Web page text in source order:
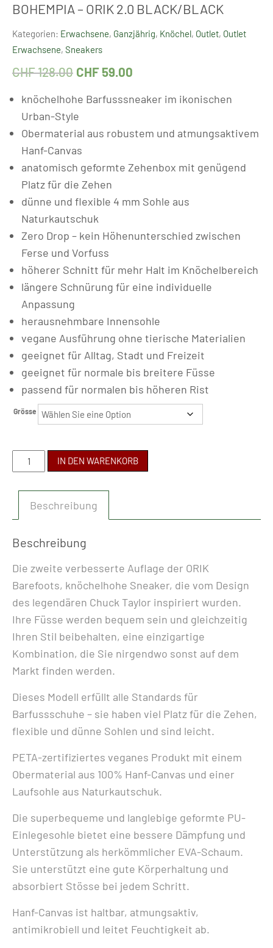
BOHEMPIA – ORIK 2.0 BLACK/BLACK
Kategorien: Erwachsene, Ganzjährig, Knöchel, Outlet, Outlet
Erwachsene, Sneakers
CHF128.00 CHF 59.00
knöchelhohe Barfusssneaker im ikonischen
Urban-Style
Obermaterial aus robustem und atmungsaktivem
Hanf-Canvas
anatomisch geformte Zehenbox mit genügend
Platz für die Zehen
dünne und flexible 4 mm Sohle aus
Naturkautschuk
Zero Drop – kein Höhenunterschied zwischen
Ferse und Vorfuss
höherer Schnitt für mehr Halt im Knöchelbereich
längere Schnürung für eine individuelle
Anpassung
herausnehmbare Innensohle
vegane Ausführung ohne tierische Materialien
geeignet für Alltag, Stadt und Freizeit
geeignet für normale bis breitere Füsse
passend für normalen bis höheren Rist
Grösse
BOHEMPIA
-
ORIK
BLACK/BLACK
Menge
IN DEN WARENKORB
Beschreibung
Beschreibung
Die zweite verbesserte Auflage der ORIK
Barefoots, knöchelhohe Sneaker, die vom Design
des legendären Chuck Taylor inspiriert wurden.
Ihre Füsse werden bequem sein und gleichzeitig
Ihren Stil beibehalten, eine einzigartige
Kombination, die Sie nirgendwo sonst auf dem
Markt finden werden.
Dieses Modell erfüllt alle Standards für
Barfussschuhe – sie haben viel Platz für die Zehen,
flexible und dünne Sohlen und sind leicht.
PETA-zertifiziertes veganes Produkt mit einem
Obermaterial aus 100% Hanf-Canvas und einer
Laufsohle aus Naturkautschuk.
Die superbequeme und langlebige geformte PU-
Einlegesohle bietet eine bessere Dämpfung und
Unterstützung als herkömmlicher EVA-Schaum.
Sie unterstützt eine gute Körperhaltung und
absorbiert Stösse bei jedem Schritt.
Hanf-Canvas ist haltbar, atmungsaktiv,
antimikrobiell und leitet Feuchtigkeit ab.